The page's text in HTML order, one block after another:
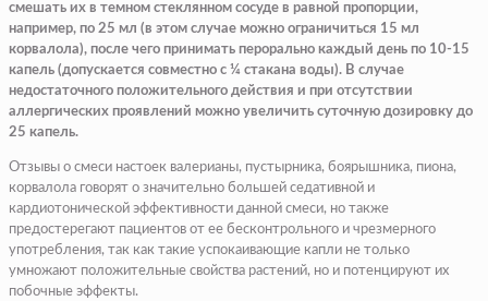
смешать их в темном стеклянном сосуде в равной пропорции,
например, по 25 мл (в этом случае можно ограничиться 15 мл
корвалола), после чего принимать перорально каждый день по 10-15
капель (допускается совместно с ¼ стакана воды). В случае
недостаточного положительного действия и при отсутствии
аллергических проявлений можно увеличить суточную дозировку до
25 капель.
Отзывы о смеси настоек валерианы, пустырника, боярышника, пиона,
корвалола говорят о значительно большей седативной и
кардиотонической эффективности данной смеси, но также
предостерегают пациентов от ее бесконтрольного и чрезмерного
употребления, так как такие успокаивающие капли не только
умножают положительные свойства растений, но и потенцируют их
побочные эффекты.